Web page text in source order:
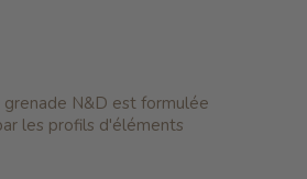
N&D est formulée
les profils d'éléments